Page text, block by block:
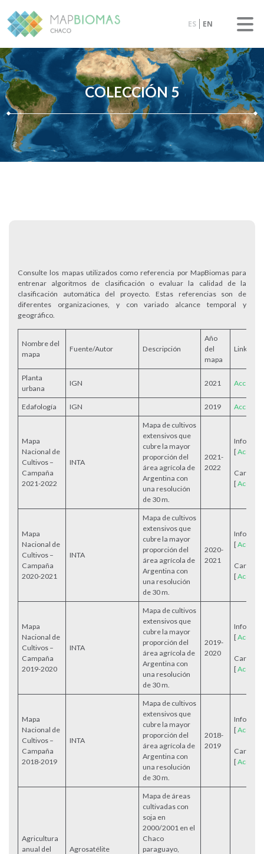
ES EN
COLECCIÓN 5
Consulte los mapas utilizados como referencia por MapBiomas para
entrenar algoritmos de clasificación o evaluar la calidad de la
clasificación automática del proyecto. Estas referencias son de
diferentes organizaciones, y con variado alcance temporal y
geográfico.
Nombre del
mapa
Fuente/Autor Descripción
Año
del
mapa
Link
Planta
urbana
IGN 2021 Acceder
Edafología IGN 2019 Acceder
Mapa
Nacional de
Cultivos –
Campaña
2021-2022
INTA
Mapa de cultivos
extensivos que
cubre la mayor
proporción del
área agrícola de
Argentina con
una resolución
de 30 m.
2021-
2022
Informe
[
[
Mapa
Nacional de
Cultivos –
Campaña
2020-2021
INTA
Mapa de cultivos
extensivos que
cubre la mayor
proporción del
área agrícola de
Argentina con
una resolución
de 30 m.
2020-
2021
Informe
[
[
Mapa
Nacional de
Cultivos –
Campaña
2019-2020
INTA
Mapa de cultivos
extensivos que
cubre la mayor
proporción del
área agrícola de
Argentina con
una resolución
de 30 m.
2019-
2020
Informe
[
[
Mapa
Nacional de
Cultivos –
Campaña
2018-2019
INTA
Mapa de cultivos
extensivos que
cubre la mayor
proporción del
área agrícola de
Argentina con
una resolución
de 30 m.
2018-
2019
Informe
[
[
Agricultura
anual del
Agrosatélite
Mapa de áreas
cultivadas con
soja en
2000/2001 en el
Chaco
paraguayo,